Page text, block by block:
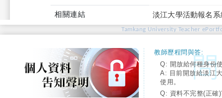
相關連結 淡江大學活動報名
Tamkang University Teacher
教師歷程問與答:
Q: 開放給何種身份
A: 目前開放給淡江
使用。
Q: 資料不完整(正確